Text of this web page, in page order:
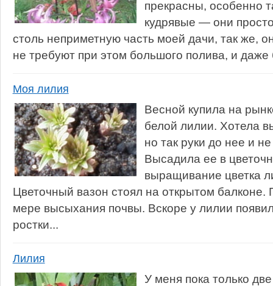
прекрасны, особенно
кудрявые — они
столь неприметную часть моей дачи, так же,
не требуют при этом большого полива, и даже
Моя лилия
Весной купила на
белой лилии. Хотела
но так руки до нее и
Высадила ее в
выращивание цветка
Цветочный вазон стоял на открытом
мере высыхания почвы. Вскоре у лилии
ростки...
Лилия
У меня пока только